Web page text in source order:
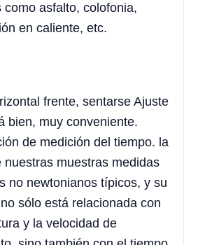
como asfalto, colofonia,
en caliente, etc.
frente, sentarse Ajuste
bien, muy conveniente.
de medición del tiempo. la
nuestras muestras medidas
no newtonianos típicos, y su
sólo está relacionada con
y la velocidad de